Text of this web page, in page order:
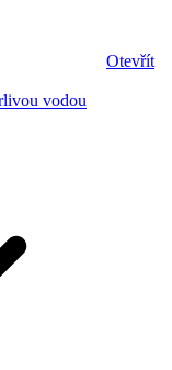
Otevřít
vodou